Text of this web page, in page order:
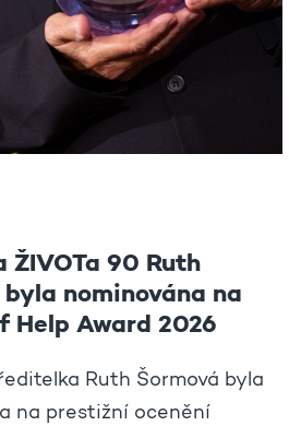
ŽIVOTa 90 Ruth
byla nominována na
Help Award 2026
Ruth Šormová byla
na prestižní ocenění